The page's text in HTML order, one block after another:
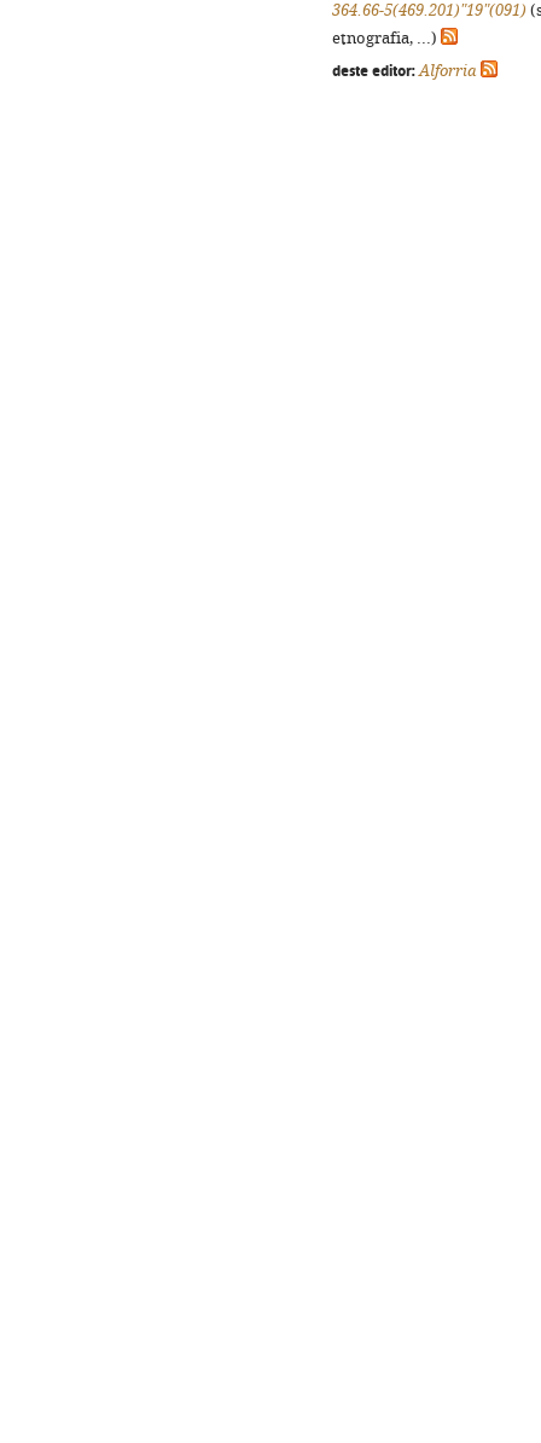
364.66-5(469.201)"19"(091)
etnografia, ...)
deste editor: Alforria